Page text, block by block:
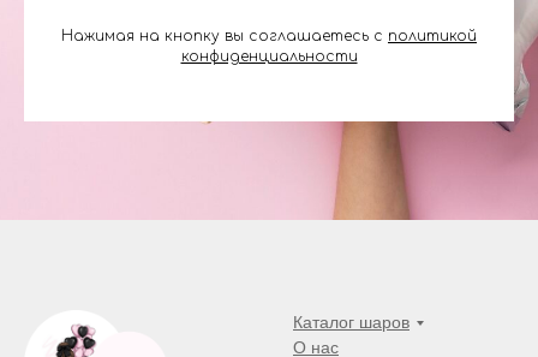
Нажимая на кнопку вы соглашаетесь с политикой
конфиденциальности
Каталог шаров
О нас